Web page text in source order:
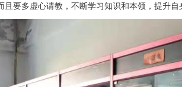
要多虚心请教，不断学习知识和本领，提升